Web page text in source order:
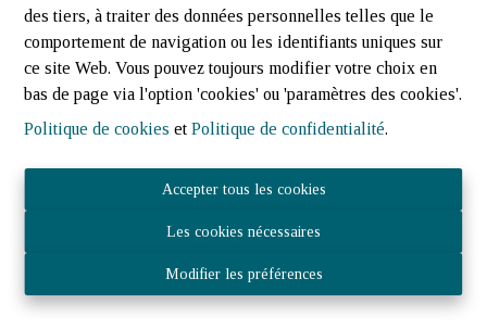
des tiers, à traiter des données personnelles telles que le
comportement de navigation ou les identifiants uniques sur
ce site Web. Vous pouvez toujours modifier votre choix en
bas de page via l'option 'cookies' ou 'paramètres des cookies'.
Politique de cookies etPolitique de confidentialité.
Accepter tous les cookies
Les cookies nécessaires
Modifier les préférences
1 1 45 m²